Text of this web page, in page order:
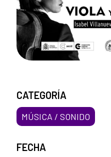
CATEGORÍA
MÚSICA / SONIDO
FECHA